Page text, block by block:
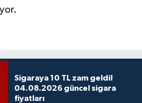
Sigaraya 10 TL zam geldi!
04.08.2026 güncel sigara
fiyatları